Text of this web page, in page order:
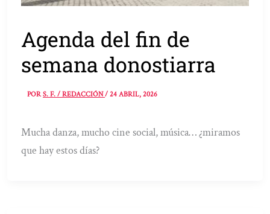
Agenda del fin de
semana donostiarra
PORS. F. / REDACCIÓN/24 ABRIL, 2026
Mucha danza, mucho cine social, música… ¿miramos
que hay estos días?